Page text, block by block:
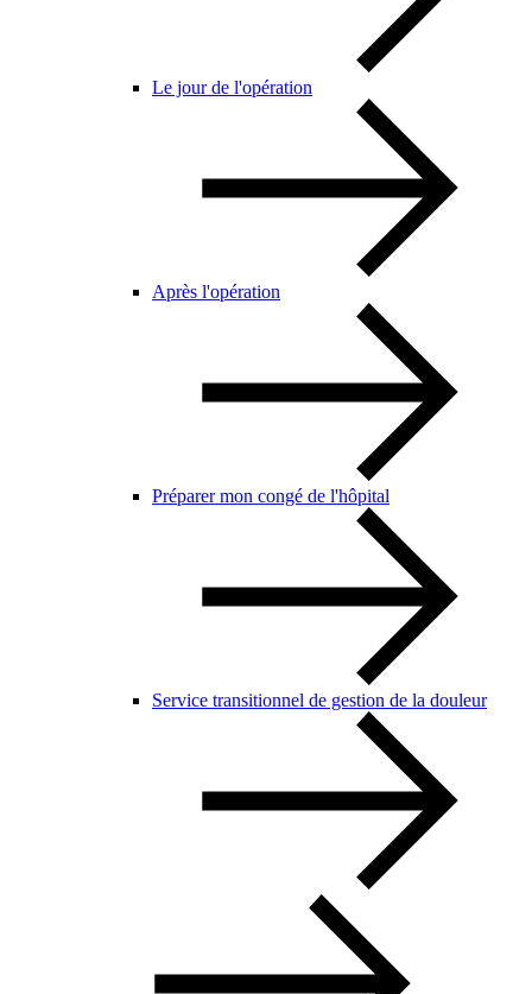
Le jour de l'opération
Après l'opération
Préparer mon congé de l'hôpital
Service transitionnel de gestion de la douleur